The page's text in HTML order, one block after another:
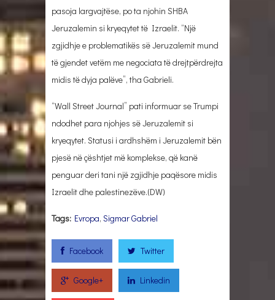
pasoja largvajtëse, po ta njohin SHBA
Jeruzalemin si kryeqytet të Izraelit. “Një
zgjidhje e problematikës së Jeruzalemit mund
të gjendet vetëm me negociata të drejtpërdrejta
midis të dyja palëve”, tha Gabrieli.
“Wall Street Journal” pati informuar se Trumpi
ndodhet para njohjes së Jeruzalemit si
kryeqytet. Statusi i ardhshëm i Jeruzalemit bën
pjesë në çështjet më komplekse, që kanë
penguar deri tani një zgjidhje paqësore midis
Izraelit dhe palestinezëve.(DW)
Tags: Evropa, Sigmar Gabriel
Facebook Twitter
Google+ Linkedin